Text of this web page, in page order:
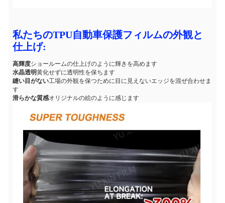
私たちのTPU自動車保護フィルムの外観と
仕上げ:
高輝度ショールームの仕上げのように輝きを高めます
水晶透明黄化せずに透明性を保ちます
縫い目がない工場の外観を保つために目に見えないエッジを混ぜ合わせま
す
滑らかな質感オリジナルの絵のように感じます